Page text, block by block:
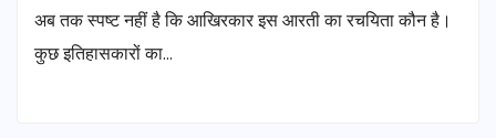
अब तक स्पष्ट नहीं है कि आखिरकार इस आरती का रचयिता कौन है।
कुछ इतिहासकारों का…